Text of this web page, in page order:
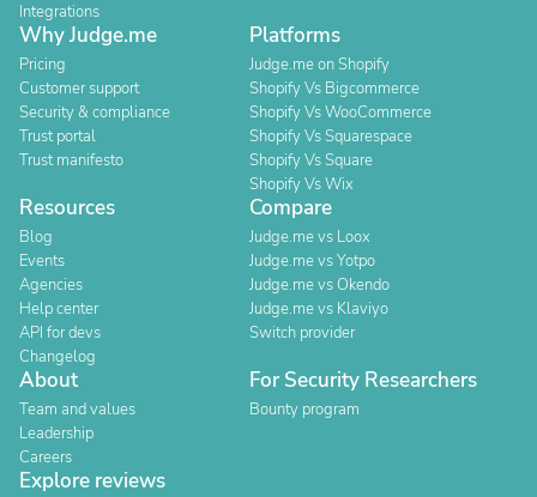
Integrations
Why Judge.me
Pricing
Customer support
Security & compliance
Trust portal
Trust manifesto
Platforms
Judge.me on Shopify
Shopify Vs Bigcommerce
Shopify Vs WooCommerce
Shopify Vs Squarespace
Shopify Vs Square
Shopify Vs Wix
Resources
Blog
Events
Agencies
Help center
API for devs
Changelog
Compare
Judge.me vs Loox
Judge.me vs Yotpo
Judge.me vs Okendo
Judge.me vs Klaviyo
Switch provider
About
Team and values
Leadership
Careers
For Security Researchers
Bounty program
Explore reviews